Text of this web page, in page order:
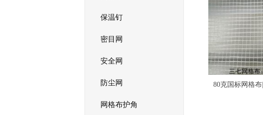
保温钉
密目网
安全网
防尘网
网格布护角